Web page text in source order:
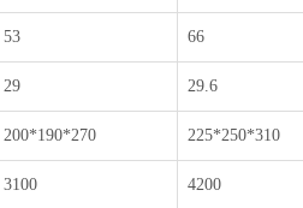
53 66
29 29.6
200*190*270 225*250*310
3100 4200